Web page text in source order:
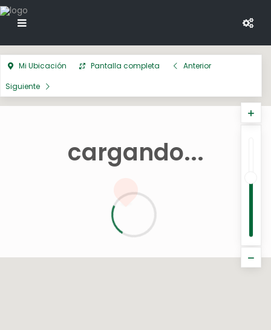
cargando...
Mi Ubicación Pantalla completa
Anterior
Siguiente